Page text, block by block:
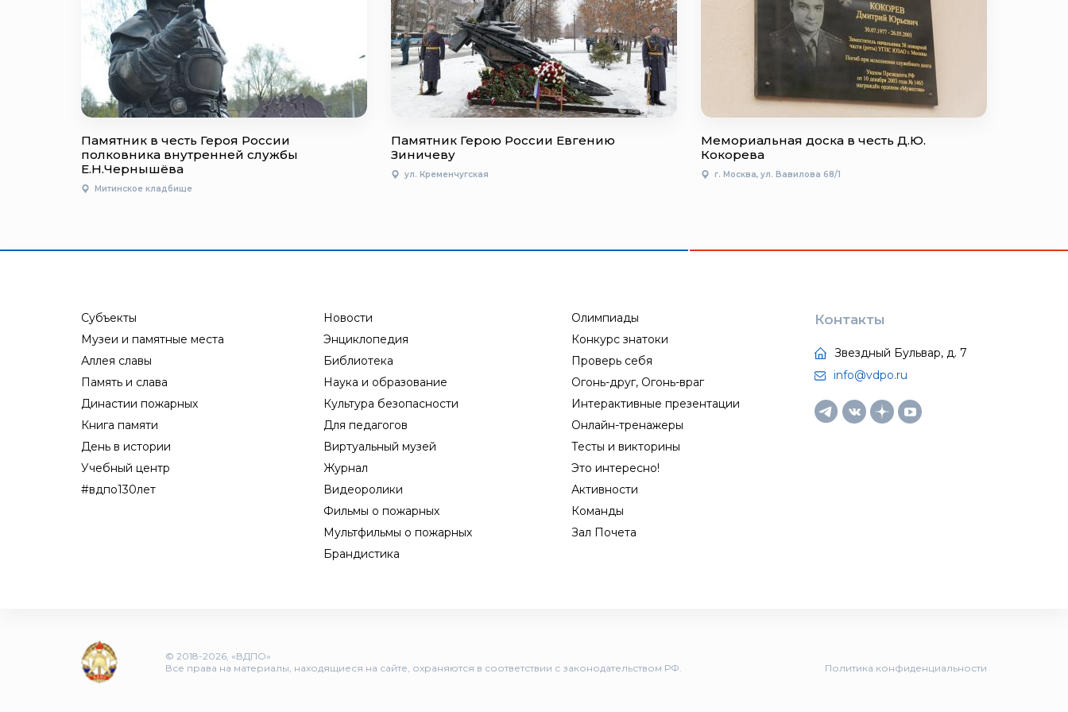
Памятник в честь Героя России
полковника внутренней службы
Е.Н.Чернышёва
Митинское кладбище
Памятник Герою России Евгению
Зиничеву
ул. Кременчугская
Мемориальная доска в честь Д.Ю.
Кокорева
г. Москва, ул. Вавилова 68/1
Субъекты
Музеи и памятные места
Аллея славы
Память и слава
Династии пожарных
Книга памяти
День в истории
Учебный центр
#вдпо130лет
Новости
Энциклопедия
Библиотека
Наука и образование
Культура безопасности
Для педагогов
Виртуальный музей
Журнал
Видеоролики
Фильмы о пожарных
Мультфильмы о пожарных
Брандистика
Олимпиады
Конкурс знатоки
Проверь себя
Огонь-друг, Огонь-враг
Интерактивные презентации
Онлайн-тренажеры
Тесты и викторины
Это интересно!
Активности
Команды
Зал Почета
Контакты
Звездный Бульвар, д. 7
info@vdpo.ru
© 2018-2026, «ВДПО»
Все права на материалы, находящиеся на сайте, охраняются в соответствии с законодательством РФ.
Политика конфиденциальности